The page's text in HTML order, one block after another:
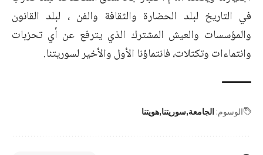
في التاريخ لبلد الحضارة والثقافة والفن ، لبلد القانون
والمؤسسات والعيش المشترك الذي يترفع عن أي تحزبات
وانتماءات وتكتلات، فانتماؤنا الأول والأخير لسوريتنا.
الوسوم: الجامعة سوريتنا هويتنا